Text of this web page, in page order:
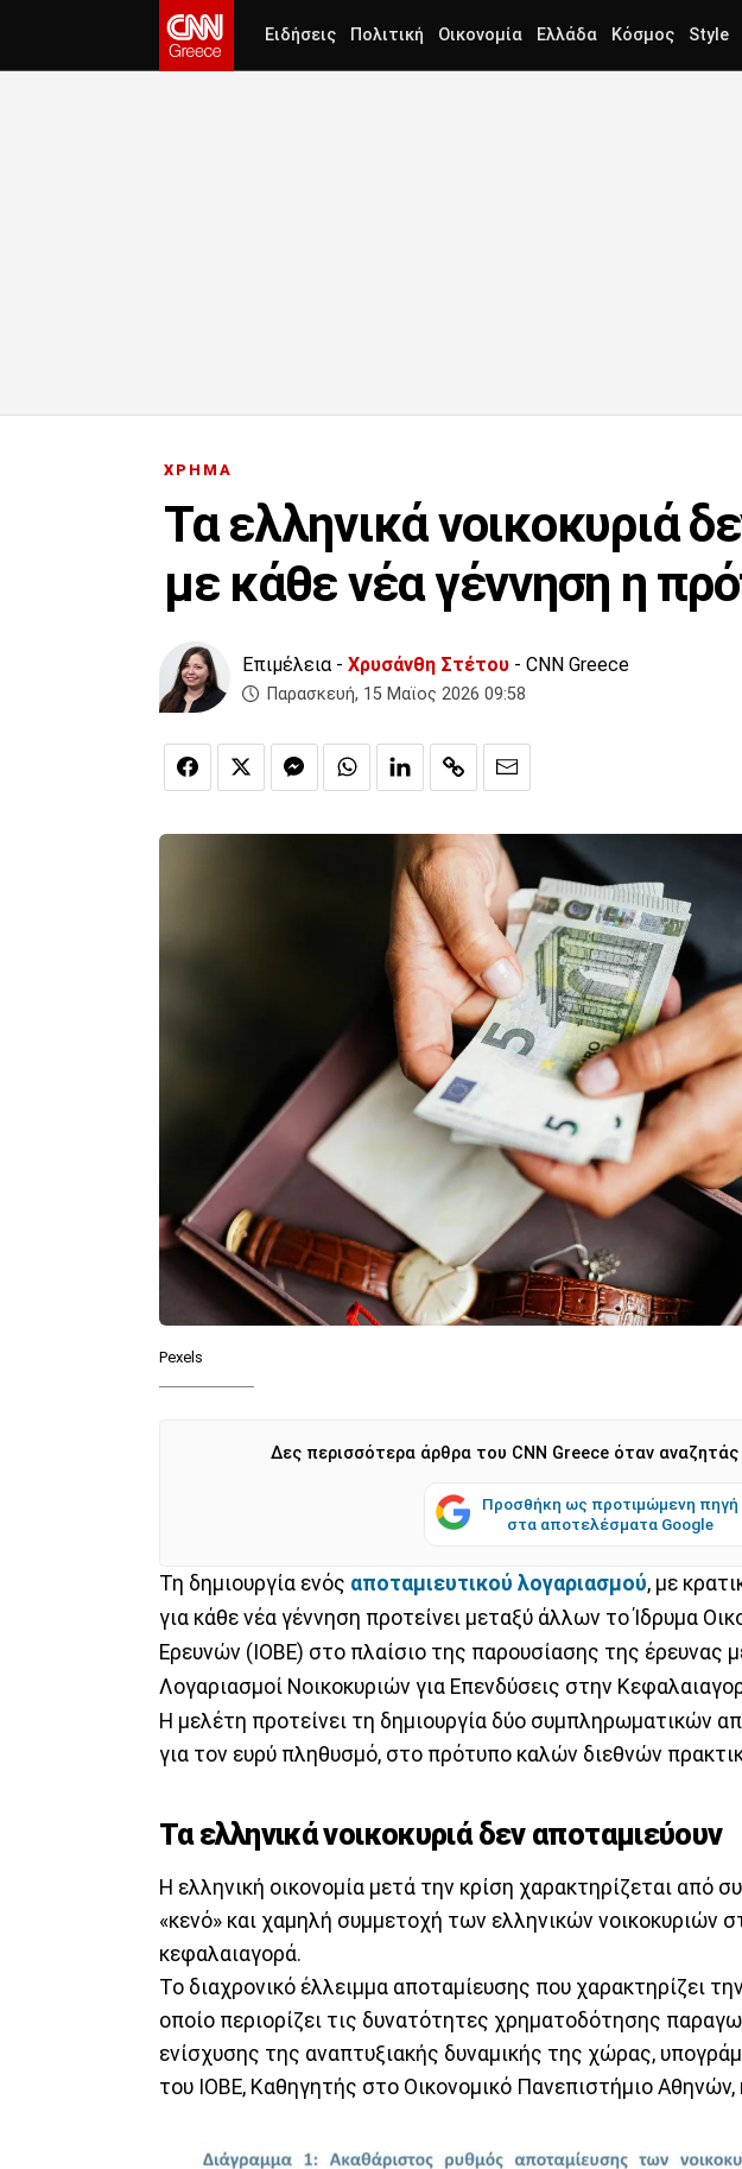
Ειδήσεις Πολιτική Οικονομία Ελλάδα Κόσμος Style
ΧΡΗΜΑ
Τα ελληνικά νοικοκυριά
με κάθε νέα γέννηση η
Επιμέλεια - Χρυσάνθη Στέτου - CNN Greece
Παρασκευή, 15 Μαϊος 2026 09:58
Pexels
Δες περισσότερα άρθρα του CNN Greece όταν αναζητάς
Προσθήκη ως προτιμώμενη πηγή
στα αποτελέσματα Google
Τη δημιουργία ενός αποταμιευτικού λογαριασμού, με
για κάθε νέα γέννηση προτείνει μεταξύ άλλων το Ίδρυμα
Ερευνών (ΙΟΒΕ) στο πλαίσιο της παρουσίασης της έρευνας
Λογαριασμοί Νοικοκυριών για Επενδύσεις στην
Η μελέτη προτείνει τη δημιουργία δύο συμπληρωματικών
για τον ευρύ πληθυσμό, στο πρότυπο καλών διεθνών
Τα ελληνικά νοικοκυριά δεν αποταμιεύουν
Η ελληνική οικονομία μετά την κρίση χαρακτηρίζεται από
«κενό» και χαμηλή συμμετοχή των ελληνικών νοικοκυριών
κεφαλαιαγορά.
Το διαχρονικό έλλειμμα αποταμίευσης που χαρακτηρίζει
οποίο περιορίζει τις δυνατότητες χρηματοδότησης
ενίσχυσης της αναπτυξιακής δυναμικής της χώρας,
του ΙΟΒΕ, Καθηγητής στο Οικονομικό Πανεπιστήμιο Αθηνών,